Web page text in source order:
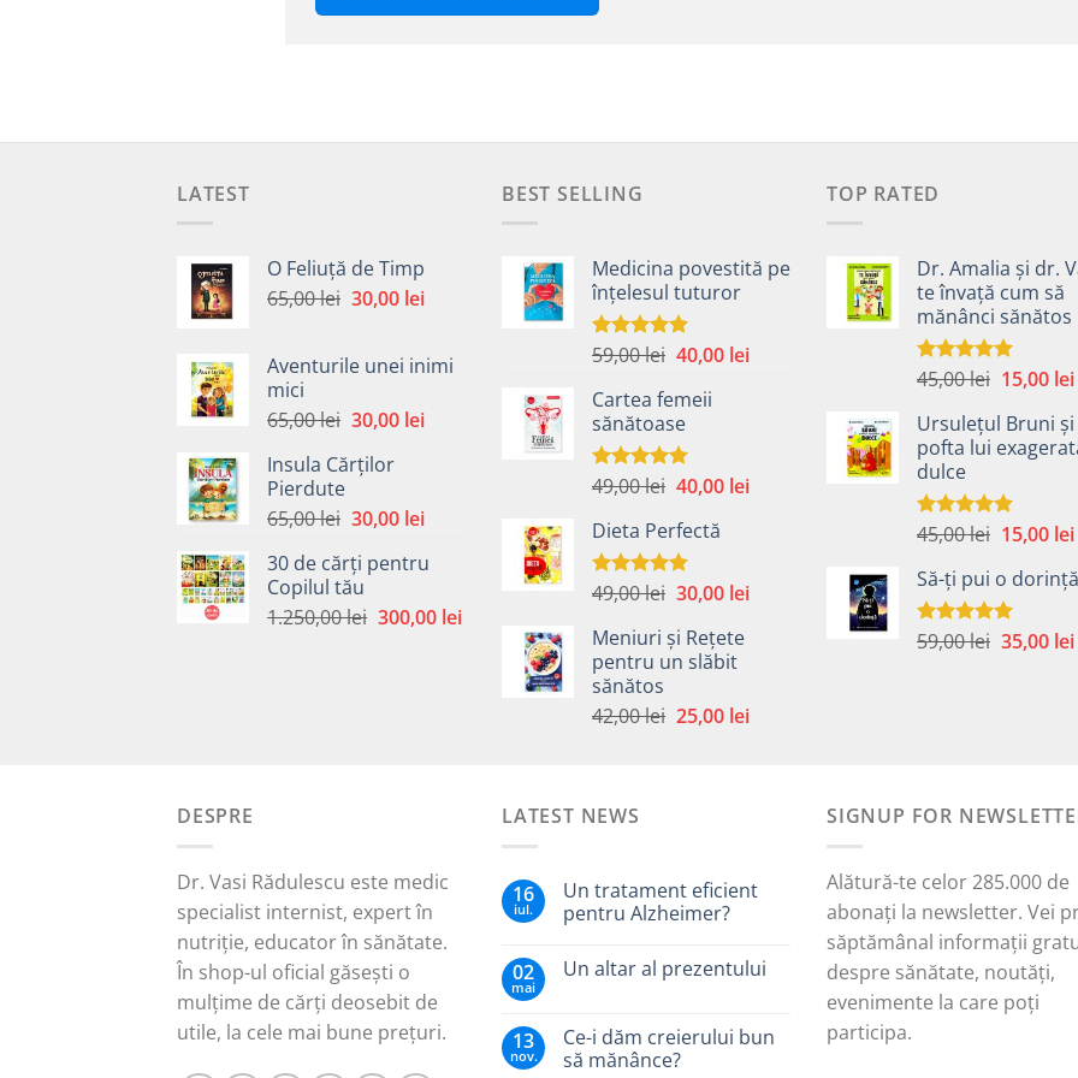
LATEST
O Feliuță de Timp
65,00lei Prețul
fost:
30,00 leiPrețul
30,00 lei.
Aventurile unei inimi
mici
65,00lei Prețul
a
65,00 lei.
30,00 leiPrețul
Insula Cărților
Pierdute
65,00lei Prețul
a
fost:
65,00 lei.
30,00 leiPrețul
este:
30 de cărți pentru
Copilul tău
1.250,00lei Prețul
300,00 leiPrețul
300,00 lei.
BEST SELLING
Medicina povestită pe
înțelesul tuturor
Evaluat la
59,00lei Prețul
a
fost:
59,00 lei.
40,00 leiPrețul
Cartea femeii
sănătoase
Evaluat la
49,00lei Prețul
a
fost:
49,00 lei.
40,00 leiPrețul
Dieta Perfectă
Evaluat la
49,00lei Prețul
a
fost:
30,00 leiPrețul
Meniuri și Rețete
pentru un slăbit
sănătos
42,00lei Prețul
25,00 leiPrețul
TOP RATED
Dr. Amalia și dr.
te învață cum să
mănânci sănătos
Evaluat la
45,00lei Prețul
a
fost:
15,00 lei
Ursulețul Bruni și
pofta lui
dulce
Evaluat la
45,00lei Prețul
a
fost:
45,00 lei.
15,00 lei
Să-ți pui o dorință
Evaluat la
59,00lei Prețul
35,00 lei
DESPRE
Dr. Vasi Rădulescu este medic
specialist internist, expert în
nutriție, educator în sănătate.
În shop-ul oficial găsești o
mulțime de cărți deosebit de
utile, la cele mai bune prețuri.
LATEST NEWS
16
iul.
Un tratament eficient
pentru Alzheimer?
02
mai
Un altar al prezentului
13
nov.
Ce-i dăm creierului bun
să mănânce?
SIGNUP FOR
Alătură-te celor 285.000 de
abonați la newsletter. Vei
săptămânal informații
despre sănătate, noutăți,
evenimente la care poți
participa.